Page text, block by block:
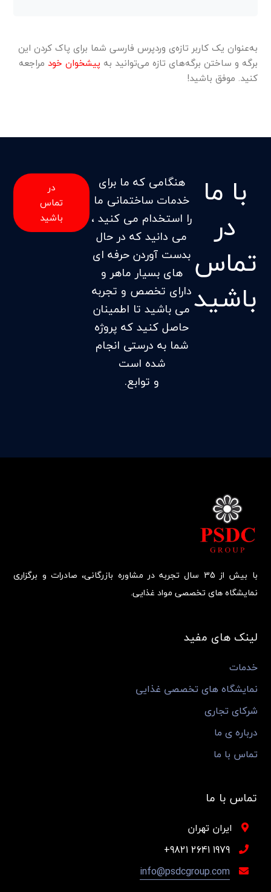
به‌عنوان یک کاربر تازه‌ی وردپرس فارسی شما برای پاک کردن این
برگه و ساختن برگه‌های تازه می‌توانید به پیشخوان خود مراجعه
کنید. موفق باشید!
با ما
در
تماس
باشید
هنگامی که ما برای
خدمات ساختمانی ما
را استخدام می کنید ،
می دانید که در حال
بدست آوردن حرفه ای
های بسیار ماهر و
دارای تخصص و تجربه
می باشید تا اطمینان
حاصل کنید که پروژه
شما به درستی انجام
شده است
و توابع.
در
تماس
باشید
با بیش از 35 سال تجربه در مشاوره بازرگانی، صادرات و برگزاری
نمایشگاه های تخصصی مواد غذایی.
لینک های مفید
خدمات
نمایشگاه های تخصصی غذایی
شرکای تجاری
درباره ی ما
تماس با ما
تماس با ما
ایران تهران
1979 2641 9821+
info@psdcgroup.com